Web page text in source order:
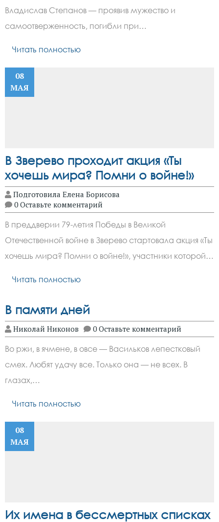
Владислав Степанов — проявив мужество и
самоотверженность, погибли при…
Читать полностью
08
МАЯ
В Зверево проходит акция «Ты
хочешь мира? Помни о войне!»
Подготовила Елена Борисова
0 Оставьте комментарий
В преддверии 79-летия Победы в Великой
Отечественной войне в Зверево стартовала акция «Ты
хочешь мира? Помни о войне!», участники которой…
Читать полностью
В памяти дней
Николай Никонов 0 Оставьте комментарий
Во ржи, в ячмене, в овсе — Васильков лепестковый
смех. Любят удачу все. Только она — не всех. В
глазах,…
Читать полностью
08
МАЯ
Их имена в бессмертных списках